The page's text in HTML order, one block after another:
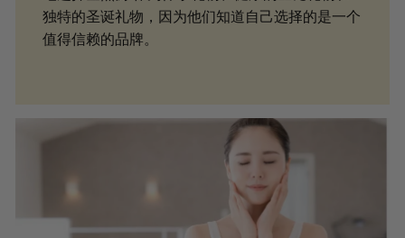
独特的圣诞礼物，因为他们知道自己选择的是一个
值得信赖的品牌。